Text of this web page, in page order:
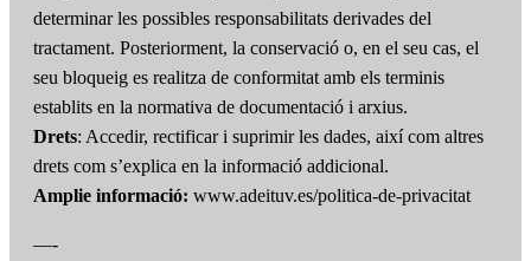
determinar les possibles responsabilitats derivades del
tractament. Posteriorment, la conservació o, en el seu cas, el
seu bloqueig es realitza de conformitat amb els terminis
establits en la normativa de documentació i arxius.
Drets: Accedir, rectificar i suprimir les dades, així com altres
drets com s’explica en la informació addicional.
Amplie informació: www.adeituv.es/politica-de-privacitat
—-